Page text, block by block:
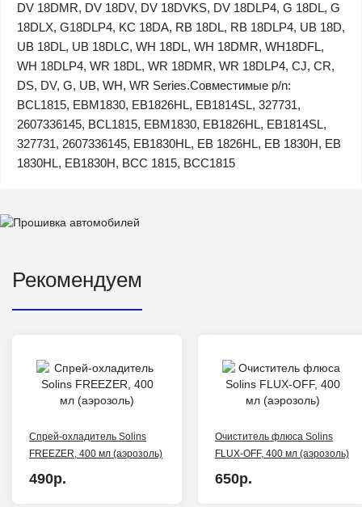
DV 18DMR, DV 18DV, DV 18DVKS, DV 18DLP4, G 18DL, G
18DLX, G18DLP4, KC 18DA, RB 18DL, RB 18DLP4, UB 18D,
UB 18DL, UB 18DLC, WH 18DL, WH 18DMR, WH18DFL,
WH 18DLP4, WR 18DL, WR 18DMR, WR 18DLP4, CJ, CR,
DS, DV, G, UB, WH, WR Series.Совместимые p/n:
BCL1815, EBM1830, EB1826HL, EB1814SL, 327731,
2607336145, BCL1815, EBM1830, EB1826HL, EB1814SL,
327731, 2607336145, EB1830HL, EB 1826HL, EB 1830H, EB
1830HL, EB1830H, ВСС 1815, BCC1815
Рекомендуем
Спрей-охладитель Solins
FREEZER, 400 мл (аэрозоль)
490р.
Очиститель флюса Solins
FLUX-OFF, 400 мл (аэрозоль)
650р.